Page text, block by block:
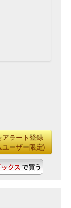
アラート登録
ユーザー限定)